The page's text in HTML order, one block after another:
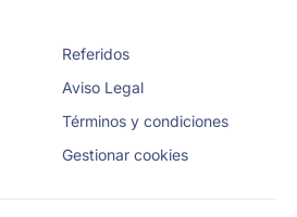
Referidos
Aviso Legal
Términos y condiciones
Gestionar cookies